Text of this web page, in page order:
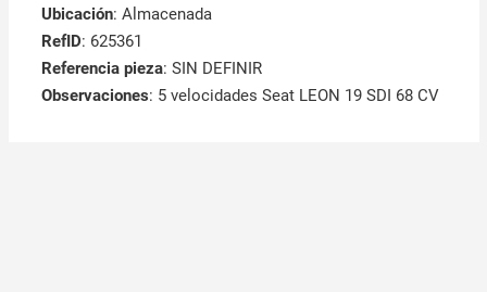
Ubicación: Almacenada
RefID: 625361
Referencia pieza: SIN DEFINIR
Observaciones: 5 velocidades Seat LEON 19 SDI 68 CV